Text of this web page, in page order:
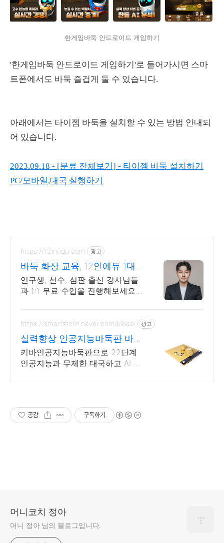
한게임바둑 안드로이드 게임하기
'한게임바둑 안드로이드 게임하기'로 들어가시면 스마
트폰에서도 바둑 즐겁게 둘 수 있습니다.
아래에서는 타이젬 바둑을 설치할 수 있는 방법 안내되
어 있습니다.
2023.09.18 - [분류 전체보기] - 타이젬 바둑 설치하기
PC/모바일,대국 실행하기
https://12inedu.com 광고
바둑 화상 교육, 12인에듀 1대1
무료수업 제공 중!
연구생, 선수, 심판 출신 강사님들
과 1:1 무료 수업을 진행해보세요!
을 키워보세요!
https://smartstore.naver.com/kibaai 광고
실력향상 인공지능바둑판 바둑
실력이 늘고싶다면?
키바인공지능바둑판으로 22단계
인공지능과 무제한 대국하고 AI 추
공감 구독하기
머니코치 정아
머니 정아 님의 블로그입니다.